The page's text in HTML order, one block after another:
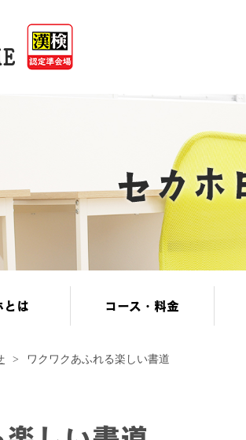
とは コース・料金
ワクワクあふれる楽しい書道